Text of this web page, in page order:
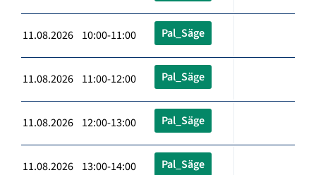
11.08.2026 10:00-11:00 Pal_Säge
11.08.2026 11:00-12:00 Pal_Säge
11.08.2026 12:00-13:00 Pal_Säge
11.08.2026 13:00-14:00 Pal_Säge